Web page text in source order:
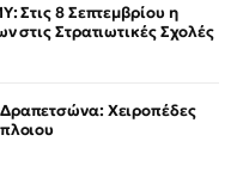
Στις 8 Σεπτεμβρίου η
στις Στρατιωτικές Σχολές
Χειροπέδες